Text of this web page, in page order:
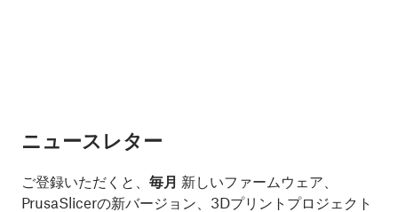
ニュースレター
ご登録いただくと、 毎月 新しいファームウェア、
PrusaSlicerの新バージョン、3Dプリントプロジェクト